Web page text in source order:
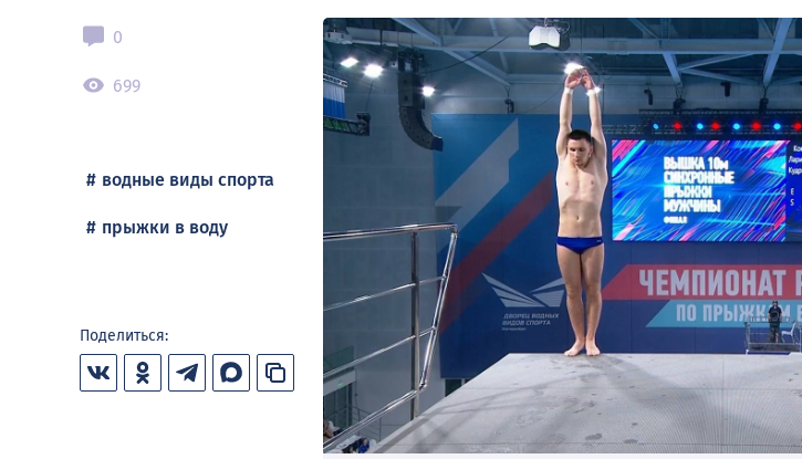
0
699
водные виды спорта
прыжки в воду
Поделиться: